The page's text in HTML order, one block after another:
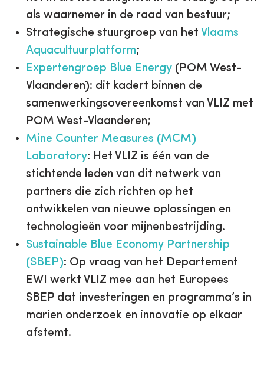
als waarnemer in de raad van bestuur;
Strategische stuurgroep van het Vlaams
Aquacultuurplatform;
Expertengroep Blue Energy (POM West-
Vlaanderen): dit kadert binnen de
samenwerkingsovereenkomst van VLIZ met
POM West-Vlaanderen;
Mine Counter Measures (MCM)
Laboratory: Het VLIZ is één van de
stichtende leden van dit netwerk van
partners die zich richten op het
ontwikkelen van nieuwe oplossingen en
technologieën voor mijnenbestrijding.
Sustainable Blue Economy Partnership
(SBEP): Op vraag van het Departement
EWI werkt VLIZ mee aan het Europees
SBEP dat investeringen en programma’s in
marien onderzoek en innovatie op elkaar
afstemt.